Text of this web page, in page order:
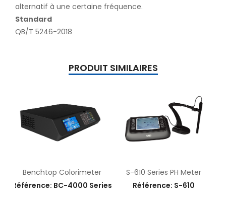
alternatif à une certaine fréquence.
Standard
QB/T 5246-2018
PRODUIT SIMILAIRES
Benchtop Colorimeter
Référence: BC-4000 Series
S-610 Series PH Meter
Référence: S-610